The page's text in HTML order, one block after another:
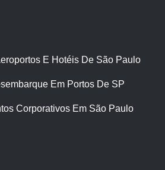
E Hotéis De São Paulo
Em Portos De SP
Corporativos Em São Paulo